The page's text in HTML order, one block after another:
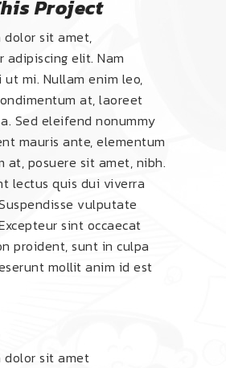
Project
dolor sit amet,
adipiscing elit. Nam
ut mi. Nullam enim leo,
at, laoreet
Sed eleifend nonummy
mauris ante, elementum
at, posuere sit amet, nibh.
lectus quis dui viverra
vulputate
sint occaecat
proident, sunt in culpa
mollit anim id est
dolor sit amet